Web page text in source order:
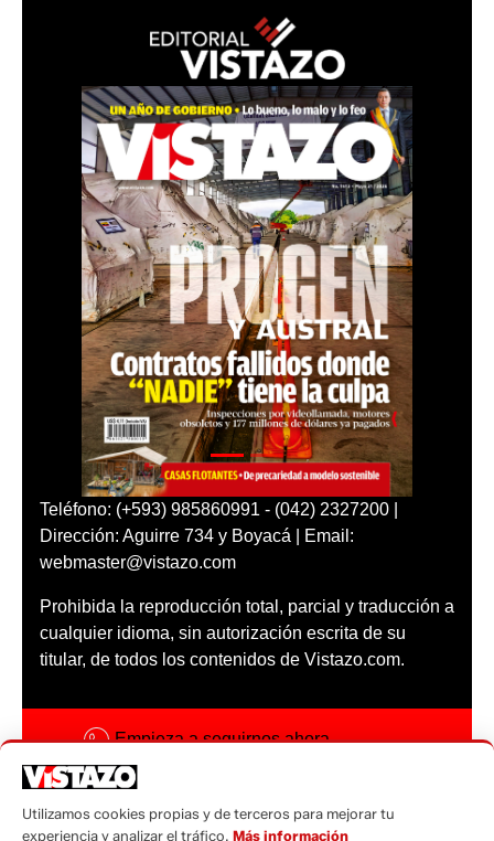
Teléfono: (+593) 985860991 - (042) 2327200 |
Dirección: Aguirre 734 y Boyacá | Email:
webmaster@vistazo.com
Prohibida la reproducción total, parcial y traducción a
cualquier idioma, sin autorización escrita de su
titular, de todos los contenidos de Vistazo.com.
Empieza a seguirnos ahora
Código ética
Utilizamos cookies propias y de terceros para mejorar tu
experiencia y analizar el tráfico. Más información